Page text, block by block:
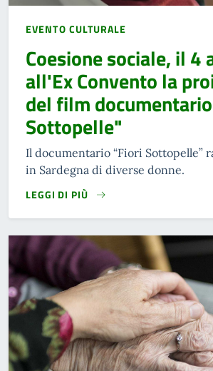
EVENTO CULTURALE
Coesione sociale, il 4
all'Ex Convento la
del film
Sottopelle"
Il documentario “Fiori Sottopelle”
in Sardegna di diverse donne.
LEGGI DI PIÙ